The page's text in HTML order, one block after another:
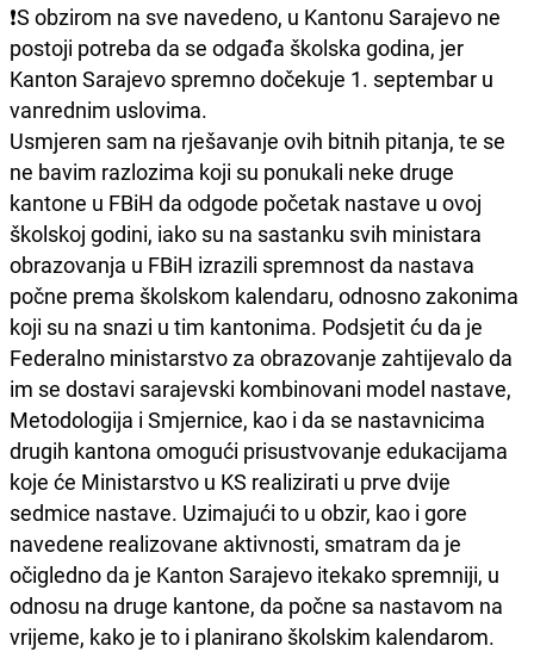
❗️S obzirom na sve navedeno, u Kantonu Sarajevo ne
postoji potreba da se odgađa školska godina, jer
Kanton Sarajevo spremno dočekuje 1. septembar u
vanrednim uslovima.
Usmjeren sam na rješavanje ovih bitnih pitanja, te se
ne bavim razlozima koji su ponukali neke druge
kantone u FBiH da odgode početak nastave u ovoj
školskoj godini, iako su na sastanku svih ministara
obrazovanja u FBiH izrazili spremnost da nastava
počne prema školskom kalendaru, odnosno zakonima
koji su na snazi u tim kantonima. Podsjetit ću da je
Federalno ministarstvo za obrazovanje zahtijevalo da
im se dostavi sarajevski kombinovani model nastave,
Metodologija i Smjernice, kao i da se nastavnicima
drugih kantona omogući prisustvovanje edukacijama
koje će Ministarstvo u KS realizirati u prve dvije
sedmice nastave. Uzimajući to u obzir, kao i gore
navedene realizovane aktivnosti, smatram da je
očigledno da je Kanton Sarajevo itekako spremniji, u
odnosu na druge kantone, da počne sa nastavom na
vrijeme, kako je to i planirano školskim kalendarom.